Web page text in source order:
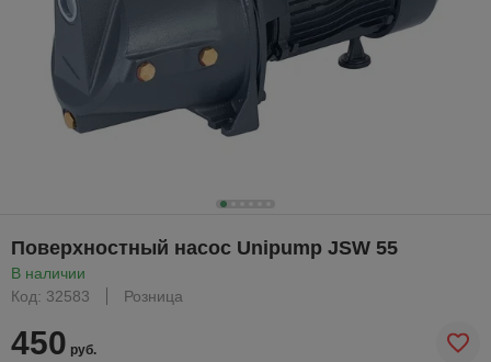
Поверхностный насос Unipump JSW 55
В наличии
Код: 32583
Розница
450 руб.